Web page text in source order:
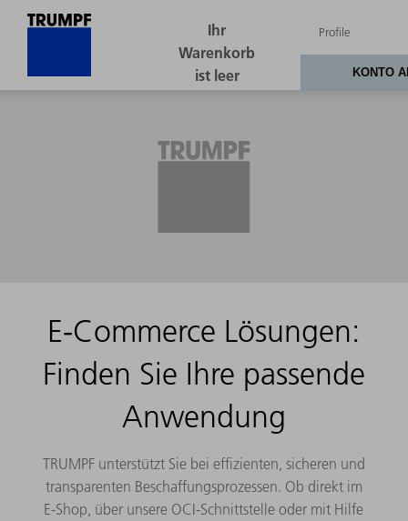
E-Commerce Lösungen:
Finden Sie Ihre passende
Anwendung
TRUMPF unterstützt Sie bei effizienten, sicheren und
transparenten Beschaffungsprozessen. Ob direkt im
E-Shop, über unsere OCI-Schnittstelle oder mit Hilfe